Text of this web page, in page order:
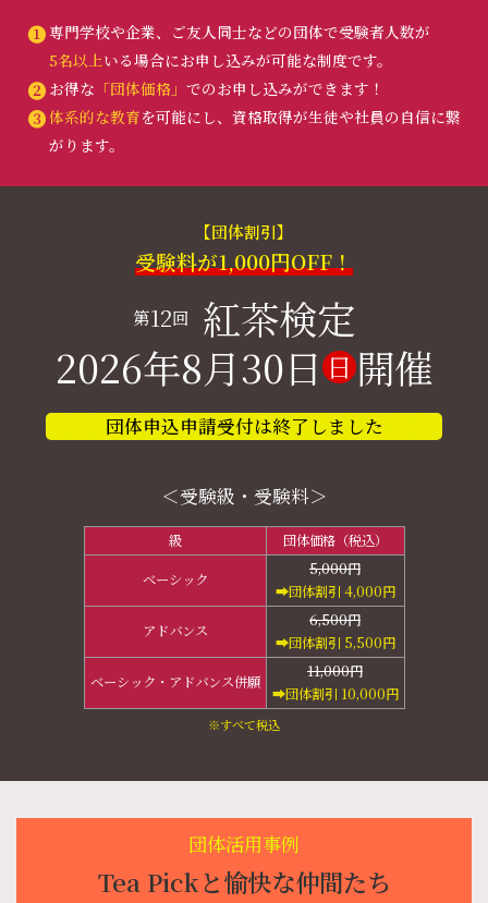
❶専門学校や企業、ご友人同士などの団体で受験者人数が
5名以上いる場合にお申し込みが可能な制度です。
❷ お得な 「団体価格」 でのお申し込みができます！
❸体系的な教育を可能にし、資格取得が生徒や社員の自信に繋
がります。
【団体割引】
受験料が1,000円OFF！
第12回
紅茶検定
2026年8月30日日開催
団体申込申請受付は終了しました
＜受験級・受験料＞
級
団体価格（税込）
ベーシック
5,000円
➡︎団体割引 4,000円
アドバンス
6,500円
➡︎団体割引 5,500円
ベーシック・アドバンス併願
11,000円
➡︎団体割引 10,000円
※すべて税込
団体活用事例
Tea Pickと愉快な仲間たち